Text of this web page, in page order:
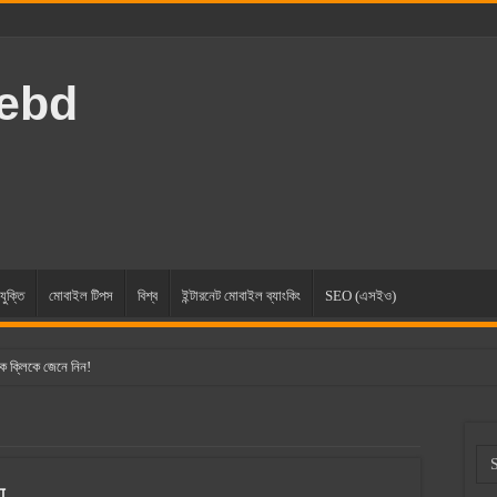
মোবাইল টিপস বিশ্ব ইন্টারনেট মোবাইল ব্যাংকিং SEO (এসইও)
ক্লিকে জেনে নিন!